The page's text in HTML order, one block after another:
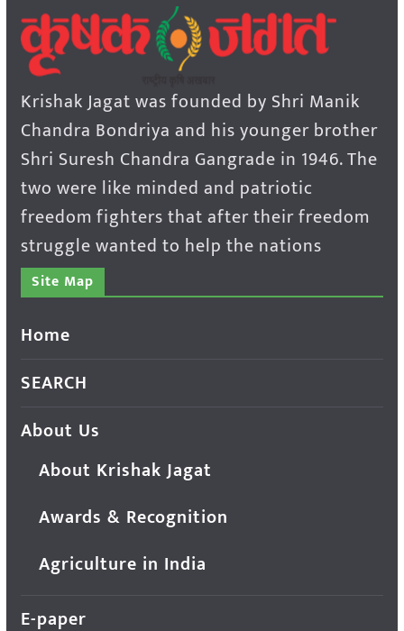
Krishak Jagat was founded by Shri Manik
Chandra Bondriya and his younger brother
Shri Suresh Chandra Gangrade in 1946. The
two were like minded and patriotic
freedom fighters that after their freedom
struggle wanted to help the nations
Site Map
Home
SEARCH
About Us
About Krishak Jagat
Awards & Recognition
Agriculture in India
E-paper